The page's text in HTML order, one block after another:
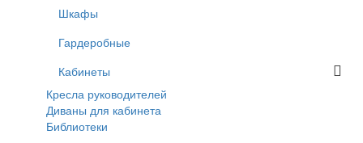
Шкафы
Гардеробные
Кабинеты
Кресла руководителей
Диваны для кабинета
Библиотеки